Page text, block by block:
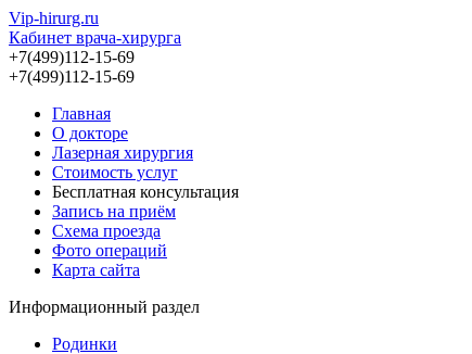
Vip-hirurg.ru
Кабинет врача-хирурга
+7(499)112-15-69
+7(499)112-15-69
Главная
О докторе
Лазерная хирургия
Стоимость услуг
Бесплатная консультация
Запись на приём
Схема проезда
Фото операций
Карта сайта
Информационный раздел
Родинки